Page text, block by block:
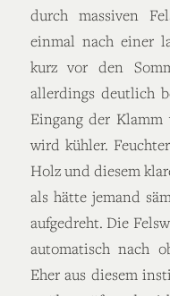
durch massiven
einmal nach einer
kurz vor den
allerdings deutlich
Eingang der
wird kühler.
Holz und diesem
als hätte jemand
aufgedreht. Die
automatisch nach
Eher aus diesem